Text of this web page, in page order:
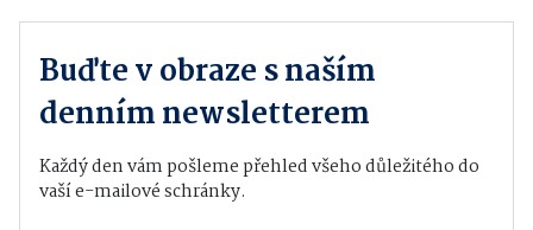
Buďte v obraze s naším
denním newsletterem
Každý den vám pošleme přehled všeho důležitého do
vaší e-mailové schránky.